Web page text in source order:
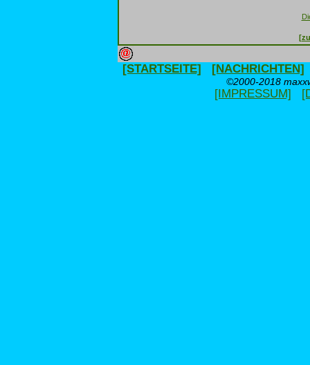
[STARTSEITE] [NACHRICHTEN]
©2000-2018
[IMPRESSUM]